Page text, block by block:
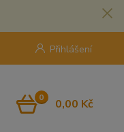
Přihlášení
0 0,00 Kč